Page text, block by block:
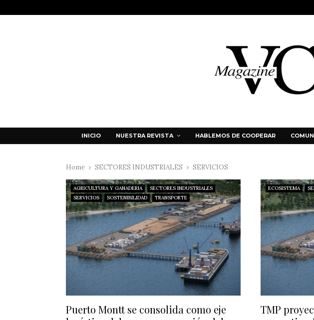
INICIO NUESTRA REVISTA HABLEMOS DE COOPERAR
Home SECTORES INDUSTRIALES SERVICIOS
AGRICULTURA Y GANADERIA
SECTORES INDUSTRIALES
SERVICIOS
SOSTENIBILIDAD TRANSPORTE
Puerto Montt se consolida como eje
ECOSISTEMA
TMP